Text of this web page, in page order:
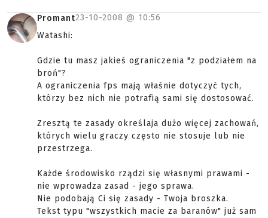
Promant23-10-2008 @ 10:56
Watashi:
Gdzie tu masz jakieś ograniczenia "z podziałem na
broń"?
A ograniczenia fps mają właśnie dotyczyć tych,
którzy bez nich nie potrafią sami się dostosować.
Zresztą te zasady określaja dużo więcej zachowań,
których wielu graczy często nie stosuje lub nie
przestrzega.
Każde środowisko rządzi się własnymi prawami -
nie wprowadza zasad - jego sprawa.
Nie podobają Ci się zasady - Twoja broszka.
Tekst typu "wszystkich macie za baranów" już sam